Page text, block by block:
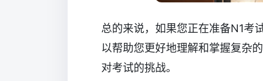
总的来说，如果您正在准备N1考
以帮助您更好地理解和掌握复杂
对考试的挑战。